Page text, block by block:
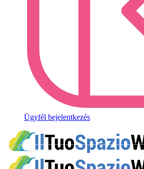
Ügyfél bejelentkezés